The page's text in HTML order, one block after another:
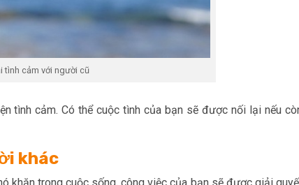
tình cảm với người cũ
tình cảm. Có thể cuộc tình của bạn sẽ được nối lại nếu
khác